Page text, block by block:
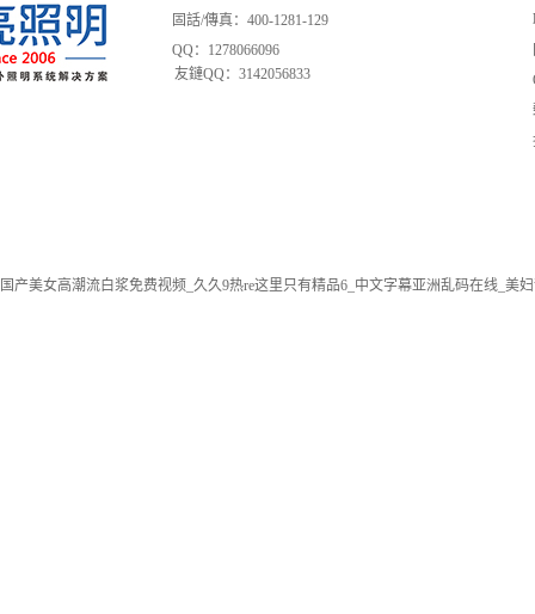
固話/傳真：400-1281-129
QQ：1278066096
友鏈QQ：3142056833
国产美女高潮流白浆免费视频_久久9热re这里只有精品6_中文字幕亚洲乱码在线_美